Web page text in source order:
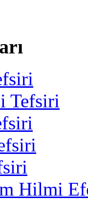
Tefsiri
Hilmi